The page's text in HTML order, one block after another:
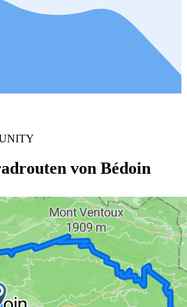
von Bédoin